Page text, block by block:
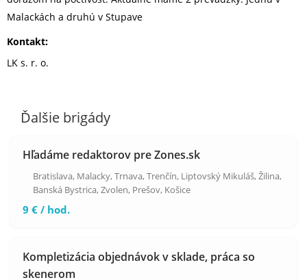
Malackách a druhú v Stupave
Kontakt:
LK s. r. o.
Ďalšie brigády
Hľadáme redaktorov pre Zones.sk
Bratislava, Malacky,Trnava,Trenčín, Liptovský Mikuláš,Žilina,
Banská Bystrica,Zvolen, Prešov, Košice
9 € / hod.
Kompletizácia objednávok v sklade, práca so
skenerom